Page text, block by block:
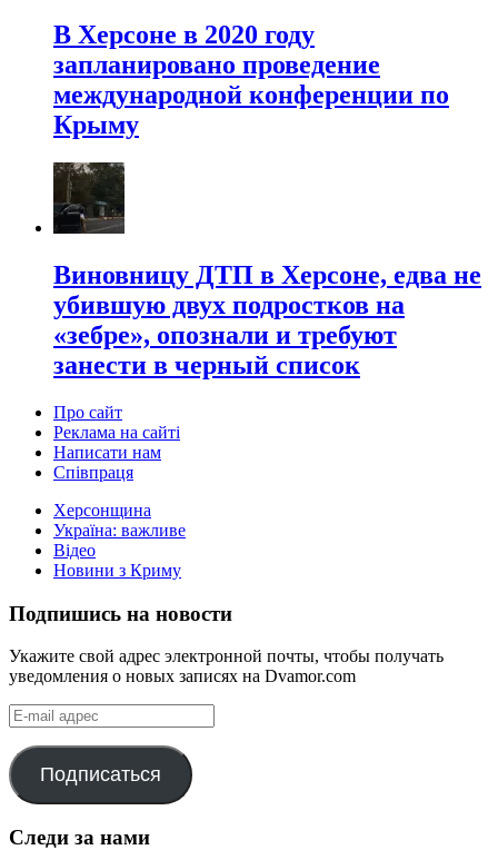
В Херсоне в 2020 году
запланировано проведение
международной конференции по
Крыму
Виновницу ДТП в Херсоне, едва не
убившую двух подростков на
«зебре», опознали и требуют
занести в черный список
Про сайт
Реклама на сайті
Написати нам
Співпраця
Херсонщина
Україна: важливе
Відео
Новини з Криму
Подпишись на новости
Укажите свой адрес электронной почты, чтобы получать
уведомления о новых записях на Dvamor.com
E-
mail
адрес
Подписаться
Следи за нами